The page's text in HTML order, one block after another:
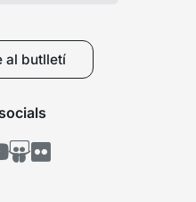
al butlletí